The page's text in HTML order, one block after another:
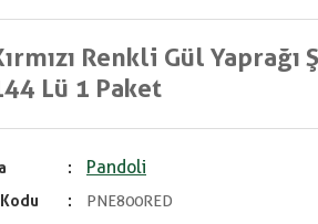
Renkli Gül
Lü 1 Paket
Pandoli
PNE800RED